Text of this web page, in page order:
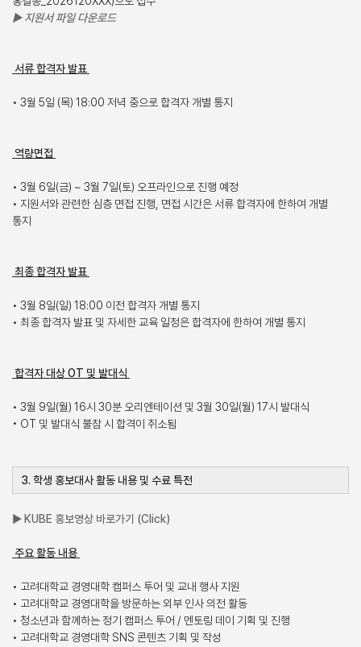
▶ 지원서 파일 다운로드
서류 합격자 발표
• 3월 5일 (목) 18:00 저녁 중으로 합격자 개별 통지
역량면접
• 3월 6일(금) ~ 3월 7일(토) 오프라인으로 진행 예정
• 지원서와 관련한 심층 면접 진행, 면접 시간은 서류 합격자에 한하여 개별
통지
최종 합격자 발표
• 3월 8일(일) 18:00 이전 합격자 개별 통지
• 최종 합격자 발표 및 자세한 교육 일정은 합격자에 한하여 개별 통지
합격자 대상 OT 및 발대식
• 3월 9일(월) 16시 30분 오리엔테이션 및 3월 30일(월) 17시 발대식
• OT 및 발대식 불참 시 합격이 취소됨
3. 학생 홍보대사 활동 내용 및 수료 특전
▶ KUBE 홍보영상 바로가기 (Click)
주요 활동 내용
• 고려대학교 경영대학 캠퍼스 투어 및 교내 행사 지원
• 고려대학교 경영대학을 방문하는 외부 인사 의전 활동
• 청소년과 함께하는 정기 캠퍼스 투어 / 멘토링 데이 기획 및 진행
• 고려대학교 경영대학 SNS 콘텐츠 기획 및 작성